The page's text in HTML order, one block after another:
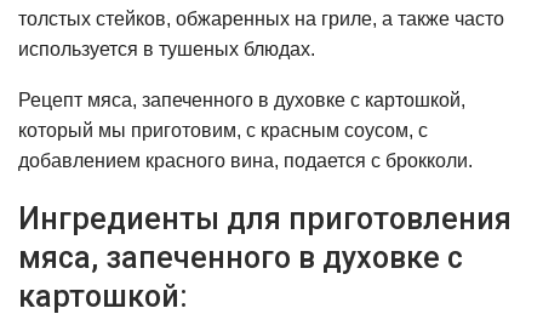
толстых стейков, обжаренных на гриле, а также часто
используется в тушеных блюдах.
Рецепт мяса, запеченного в духовке с картошкой,
который мы приготовим, с красным соусом, с
добавлением красного вина, подается с брокколи.
Ингредиенты для приготовления
мяса, запеченного в духовке с
картошкой: